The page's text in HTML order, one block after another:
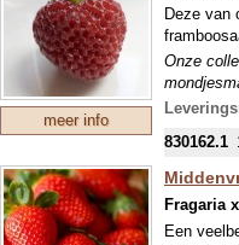
meer info
Deze van
Onze
welke in
830162.1
Fragaria
Een